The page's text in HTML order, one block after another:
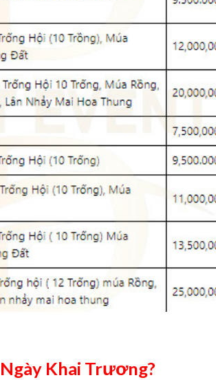
Khai Trương?